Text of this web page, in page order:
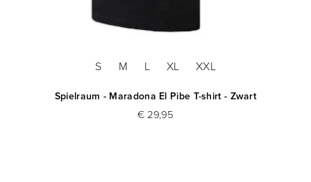
S M L XL XXL
Spielraum - Maradona El Pibe T-shirt - Zwart
€ 29,95